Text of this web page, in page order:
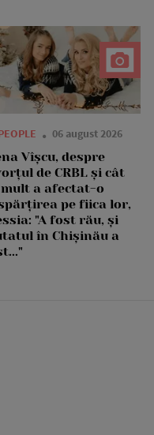
06 august 2026
Vîșcu, despre
de CRBL și cât
mult a afectat-o
pe fiica lor,
"A fost rău, și
în Chișinău a